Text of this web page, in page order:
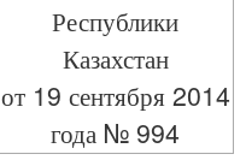
Республики
Казахстан
от 19 сентября 2014
года № 994